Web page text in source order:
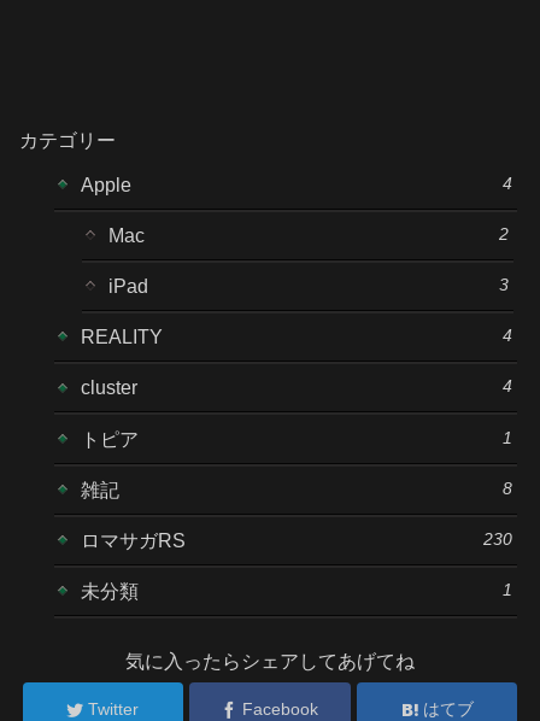
カテゴリー
Apple 4
Mac 2
iPad 3
REALITY 4
cluster 4
トピア 1
雑記 8
ロマサガRS 230
未分類 1
気に入ったらシェアしてあげてね
Twitter Facebook はてブ